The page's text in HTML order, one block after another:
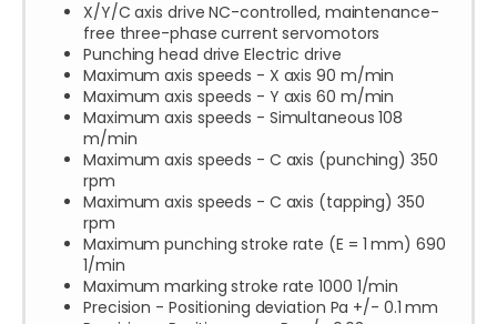
X/Y/C axis drive NC-controlled, maintenance-
free three-phase current servomotors
Punching head drive Electric drive
Maximum axis speeds - X axis 90 m/min
Maximum axis speeds - Y axis 60 m/min
Maximum axis speeds - Simultaneous 108
m/min
Maximum axis speeds - C axis (punching) 350
rpm
Maximum axis speeds - C axis (tapping) 350
rpm
Maximum punching stroke rate (E = 1 mm) 690
1/min
Maximum marking stroke rate 1000 1/min
Precision - Positioning deviation Pa +/- 0.1 mm